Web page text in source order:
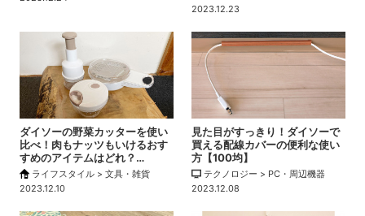
2023.12.23
ダイソーの野菜カッターを使い
比べ！肉もナッツもいけるおす
すめのアイテムはどれ？…
ライフスタイル > 文具・雑貨
2023.12.10
見た目がすっきり！ダイソーで
買える配線カバーの便利な使い
方【100均】
テクノロジー > PC・周辺機器
2023.12.08